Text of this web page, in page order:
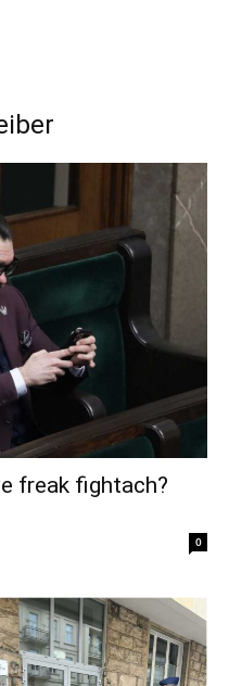
freak fightach?
0